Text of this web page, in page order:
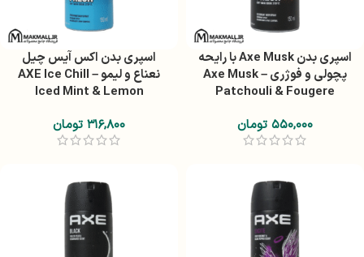
اسپری بدن Axe Musk با رایحه
پچولی و فوژری – Axe Musk
Patchouli & Fougere
۵۵۰,۰۰۰ تومان
اسپری بدن اکس آیس چیل
نعناع و لیمو – AXE Ice Chill
Iced Mint & Lemon
۳۱۶,۸۰۰ تومان